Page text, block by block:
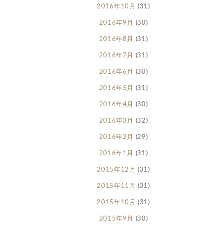
2016年10月 (31)
2016年9月 (30)
2016年8月 (31)
2016年7月 (31)
2016年6月 (30)
2016年5月 (31)
2016年4月 (30)
2016年3月 (32)
2016年2月 (29)
2016年1月 (31)
2015年12月 (31)
2015年11月 (31)
2015年10月 (31)
2015年9月 (30)